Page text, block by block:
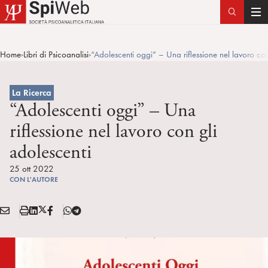
T
g
Home>Libri di Psicoanalisi>“Adolescenti oggi” – Una riflessione nel lavoro
La Ricerca
“Adolescenti oggi” – Una
riflessione nel lavoro con gli
adolescenti
25 ott 2022
CON L'AUTORE
Condividi:
E
A
S L X F
T